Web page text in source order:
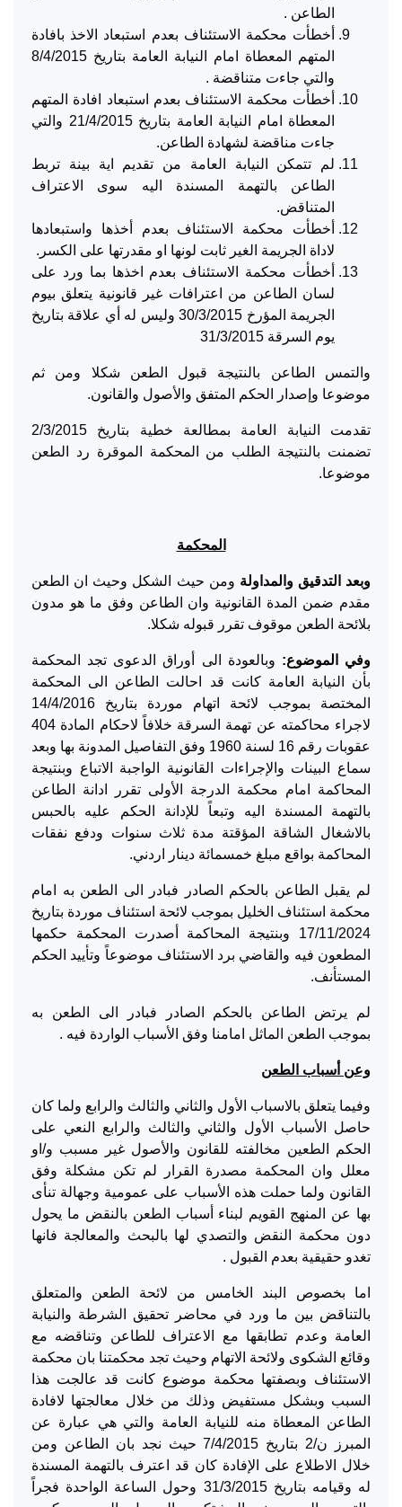
الطاعن .
أخطأت محكمة الاستئناف بعدم استبعاد الاخذ بافادة
المتهم المعطاة امام النيابة العامة بتاريخ 8/4/2015
والتي جاءت متناقضة .
أخطأت محكمة الاستئناف بعدم استبعاد افادة المتهم
المعطاة امام النيابة العامة بتاريخ 21/4/2015 والتي
جاءت مناقضة لشهادة الطاعن.
لم تتمكن النيابة العامة من تقديم اية بينة تربط
الطاعن بالتهمة المسندة اليه سوى الاعتراف
المتناقض.
أخطأت محكمة الاستئناف بعدم أخذها واستبعادها
لاداة الجريمة الغير ثابت لونها او مقدرتها على الكسر.
أخطأت محكمة الاستئناف بعدم اخذها بما ورد على
لسان الطاعن من اعترافات غير قانونية يتعلق بيوم
الجريمة المؤرخ 30/3/2015 وليس له أي علاقة بتاريخ
يوم السرقة 31/3/2015
والتمس الطاعن بالنتيجة قبول الطعن شكلا ومن ثم
موضوعا وإصدار الحكم المتفق والأصول والقانون.
تقدمت النيابة العامة بمطالعة خطية بتاريخ 2/3/2015
تضمنت بالنتيجة الطلب من المحكمة الموقرة رد الطعن
موضوعا.
المحكمة
وبعد التدقيق والمداولة ومن حيث الشكل وحيث ان الطعن
مقدم ضمن المدة القانونية وان الطاعن وفق ما هو مدون
بلائحة الطعن موقوف تقرر قبوله شكلا.
وفي الموضوع: وبالعودة الى أوراق الدعوى تجد المحكمة
بأن النيابة العامة كانت قد احالت الطاعن الى المحكمة
المختصة بموجب لائحة اتهام موردة بتاريخ 14/4/2016
لاجراء محاكمته عن تهمة السرقة خلافاً لاحكام المادة 404
عقوبات رقم 16 لسنة 1960 وفق التفاصيل المدونة بها وبعد
سماع البينات والإجراءات القانونية الواجبة الاتباع وبنتيجة
المحاكمة امام محكمة الدرجة الأولى تقرر ادانة الطاعن
بالتهمة المسندة اليه وتبعاً للإدانة الحكم عليه بالحبس
بالاشغال الشاقة المؤقتة مدة ثلاث سنوات ودفع نفقات
المحاكمة بواقع مبلغ خمسمائة دينار اردني.
لم يقبل الطاعن بالحكم الصادر فبادر الى الطعن به امام
محكمة استئناف الخليل بموجب لائحة استئناف موردة بتاريخ
17/11/2024 وبنتيجة المحاكمة أصدرت المحكمة حكمها
المطعون فيه والقاضي برد الاستئناف موضوعاً وتأييد الحكم
المستأنف.
لم يرتض الطاعن بالحكم الصادر فبادر الى الطعن به
بموجب الطعن الماثل امامنا وفق الأسباب الواردة فيه .
وعن أسباب الطعن
وفيما يتعلق بالاسباب الأول والثاني والثالث والرابع ولما كان
حاصل الأسباب الأول والثاني والثالث والرابع النعي على
الحكم الطعين مخالفته للقانون والأصول غير مسبب و/او
معلل وان المحكمة مصدرة القرار لم تكن مشكلة وفق
القانون ولما حملت هذه الأسباب على عمومية وجهالة تنأى
بها عن المنهج القويم لبناء أسباب الطعن بالنقض ما يحول
دون محكمة النقض والتصدي لها بالبحث والمعالجة فانها
تغدو حقيقية بعدم القبول .
اما بخصوص البند الخامس من لائحة الطعن والمتعلق
بالتناقض بين ما ورد في محاضر تحقيق الشرطة والنيابة
العامة وعدم تطابقها مع الاعتراف للطاعن وتناقضه مع
وقائع الشكوى ولائحة الاتهام وحيث تجد محكمتنا بان محكمة
الاستئناف وبصفتها محكمة موضوع كانت قد عالجت هذا
السبب وبشكل مستفيض وذلك من خلال معالجتها لافادة
الطاعن المعطاة منه للنيابة العامة والتي هي عبارة عن
المبرز ن/2 بتاريخ 7/4/2015 حيث نجد بان الطاعن ومن
خلال الاطلاع على الإفادة كان قد اعترف بالتهمة المسندة
له وقيامه بتاريخ 31/3/2015 وحول الساعة الواحدة فجراً